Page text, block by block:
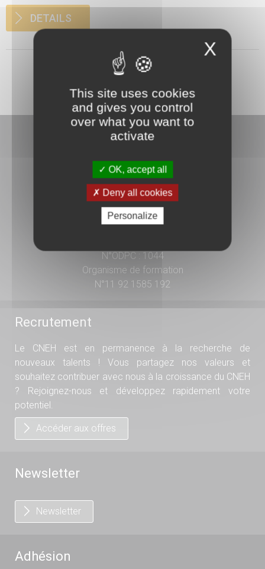
DETAILS
3 rue Danton
92240 Malakoff
N°ODPC : 1044
Organisme de formation
N°11 92 1585 192
Recrutement
Le CNEH est en permanence à la recherche de
nouveaux talents ! Vous partagez nos valeurs et
souhaitez contribuer avec nous à la croissance du CNEH
? Rejoignez-nous et développez rapidement votre
potentiel.
Accéder aux offres
Newsletter
Newsletter
Adhésion
X
This site uses cookies
and gives you control
over what you want to
activate
OK, accept all
Deny all cookies
Personalize